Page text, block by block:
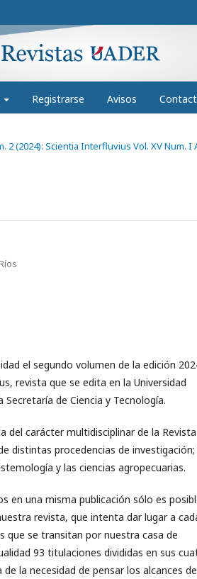
Registrarse Avisos
2 (2024): Scientia Interfluvius Vol. XV Num. I
el segundo volumen de la edición
revista que se edita en la Universidad
de Ciencia y Tecnología.
del carácter multidisciplinar de la Revista
distintas procedencias de investigación;
y las ciencias agropecuarias.
en una misma publicación sólo es
revista, que intenta dar lugar a
que se transitan por nuestra casa de
93 titulaciones divididas en sus
la necesidad de pensar los alcances de